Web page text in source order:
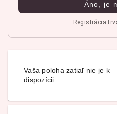
Áno, je
Registrácia
Vaša poloha zatiaľ nie je k
dispozícii.